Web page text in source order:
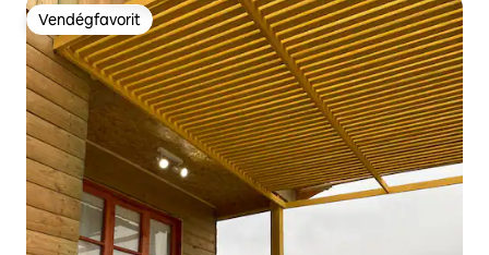
Vendégfavorit
Vendégfavorit